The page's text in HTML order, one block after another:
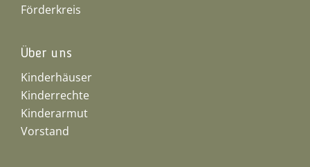
Förderkreis
Über uns
Kinderhäuser
Kinderrechte
Kinderarmut
Vorstand